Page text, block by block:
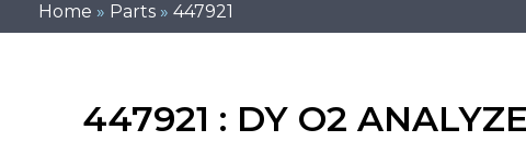
Home » Parts » 447921
447921 : DY O2